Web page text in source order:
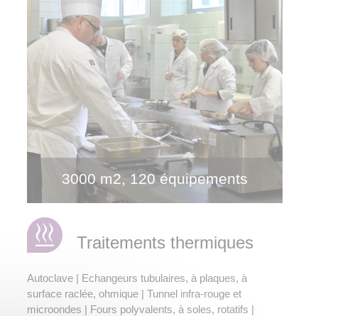
3000 m2, 120 équipements
Traitements thermiques
Autoclave | Echangeurs tubulaires, à plaques, à
surface raclée, ohmique | Tunnel infra-rouge et
microondes | Fours polyvalents, à soles, rotatifs |